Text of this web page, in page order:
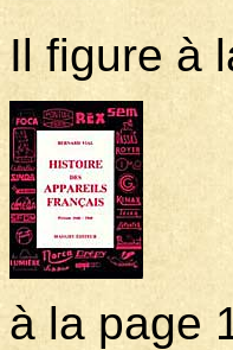
Il figure à
à la page